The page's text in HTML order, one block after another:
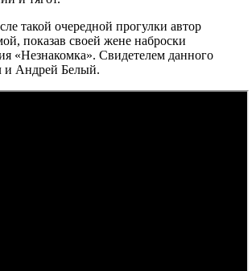
такой очередной прогулки автор
показав своей жене наброски
«Незнакомка». Свидетелем данного
и Андрей Белый.